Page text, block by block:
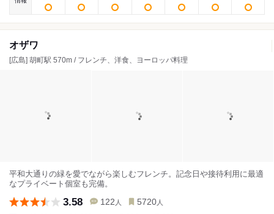
オザワ
[広島] 胡町駅 570m / フレンチ、洋食、ヨーロッパ料理
平和大通りの緑を愛でながら楽しむフレンチ。記念日や接待利用に最適
なプライベート個室も完備。
3.58 122 人 5720 人